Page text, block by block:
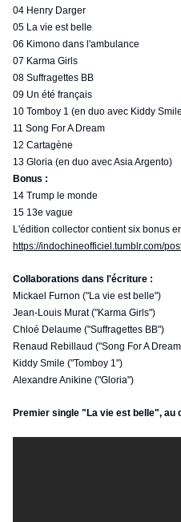
04 Henry Darger
05 La vie est belle
06 Kimono dans l'ambulance
07 Karma Girls
08 Suffragettes BB
09 Un été français
10 Tomboy 1 (en duo avec Kiddy
11 Song For A Dream
12 Cartagène
13 Gloria (en duo avec Asia Argento)
Bonus :
14 Trump le monde
15 13e vague
L'édition collector contient six bonus
https://indochineofficiel.tumblr.com/
Collaborations dans l'écriture :
Mickael Furnon ("La vie est belle")
Jean-Louis Murat ("Karma Girls")
Chloé Delaume ("Suffragettes BB")
Renaud Rebillaud ("Song For A
Kiddy Smile ("Tomboy 1")
Alexandre Anikine ("Gloria")
Premier single "La vie est belle", au